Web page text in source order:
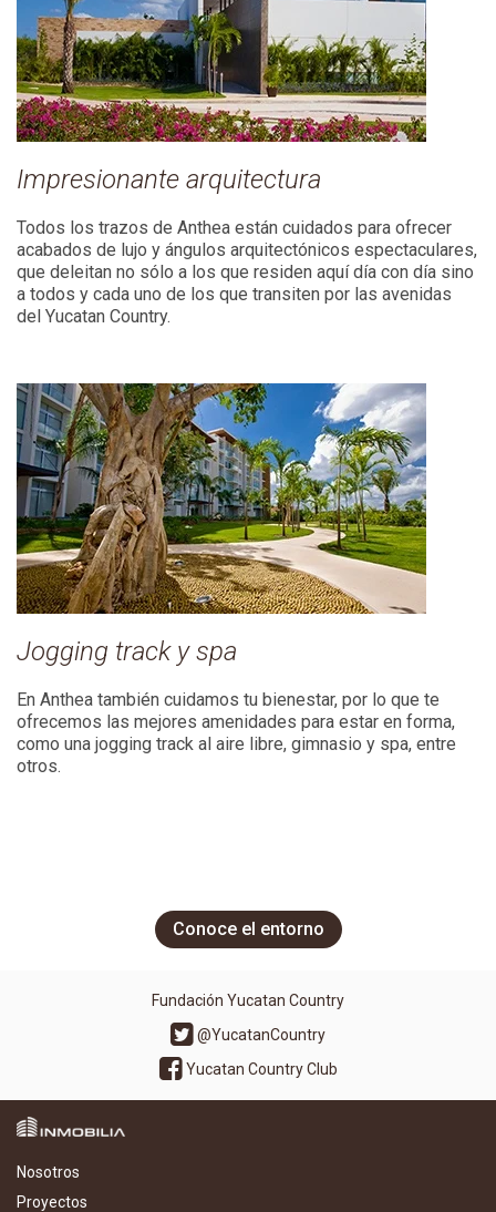
Impresionante arquitectura
Todos los trazos de Anthea están cuidados para ofrecer
acabados de lujo y ángulos arquitectónicos espectaculares,
que deleitan no sólo a los que residen aquí día con día sino
a todos y cada uno de los que transiten por las avenidas
del Yucatan Country.
Jogging track y spa
En Anthea también cuidamos tu bienestar, por lo que te
ofrecemos las mejores amenidades para estar en forma,
como una jogging track al aire libre, gimnasio y spa, entre
otros.
Conoce el entorno
Fundación Yucatan Country
@YucatanCountry
Yucatan Country Club
Nosotros
Proyectos